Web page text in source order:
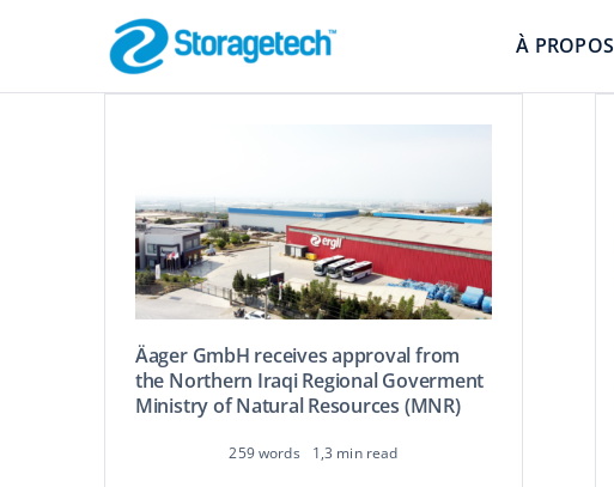
À PROPOS
Arrête-Flamme
Äager GmbH receives approval from
the Northern Iraqi Regional Goverment
Ministry of Natural Resources (MNR)
259 words 1,3 min read